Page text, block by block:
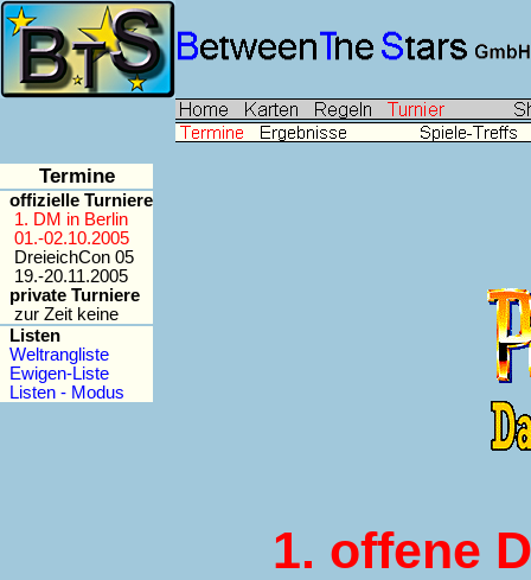
Termine
offizielle Turniere
1. DM in Berlin
01.-02.10.2005
DreieichCon 05
19.-20.11.2005
private Turniere
zur Zeit keine
Listen
Weltrangliste
Ewigen-Liste
Listen - Modus
1. offene